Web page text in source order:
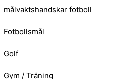
målvaktshandskar fotboll
Fotbollsmål
Golf
Gym / Träning